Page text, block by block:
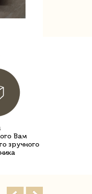
Вам
зручного